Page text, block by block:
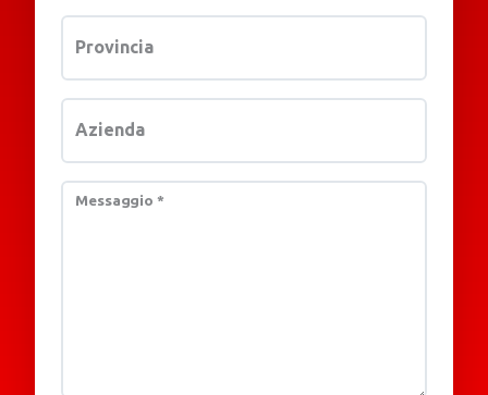
Provincia
Azienda
Messaggio *